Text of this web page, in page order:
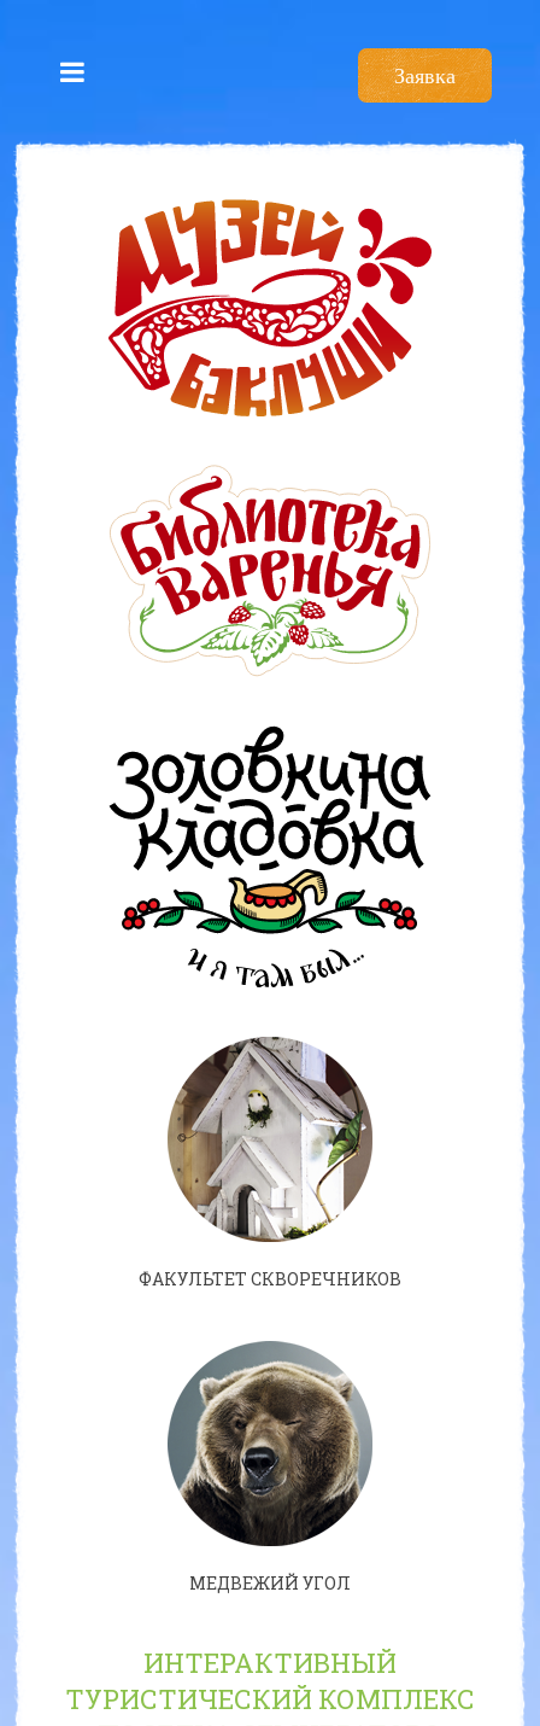
Заявка
ФАКУЛЬТЕТ СКВОРЕЧНИКОВ
МЕДВЕЖИЙ УГОЛ
ИНТЕРАКТИВНЫЙ
ТУРИСТИЧЕСКИЙ КОМПЛЕКС